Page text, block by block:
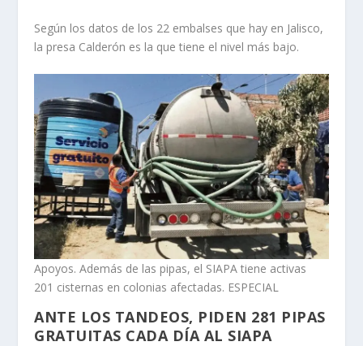
Según los datos de los 22 embalses que hay en Jalisco,
la presa Calderón es la que tiene el nivel más bajo.
Apoyos. Además de las pipas, el SIAPA tiene activas
201 cisternas en colonias afectadas. ESPECIAL
ANTE LOS TANDEOS, PIDEN 281 PIPAS
GRATUITAS CADA DÍA AL SIAPA